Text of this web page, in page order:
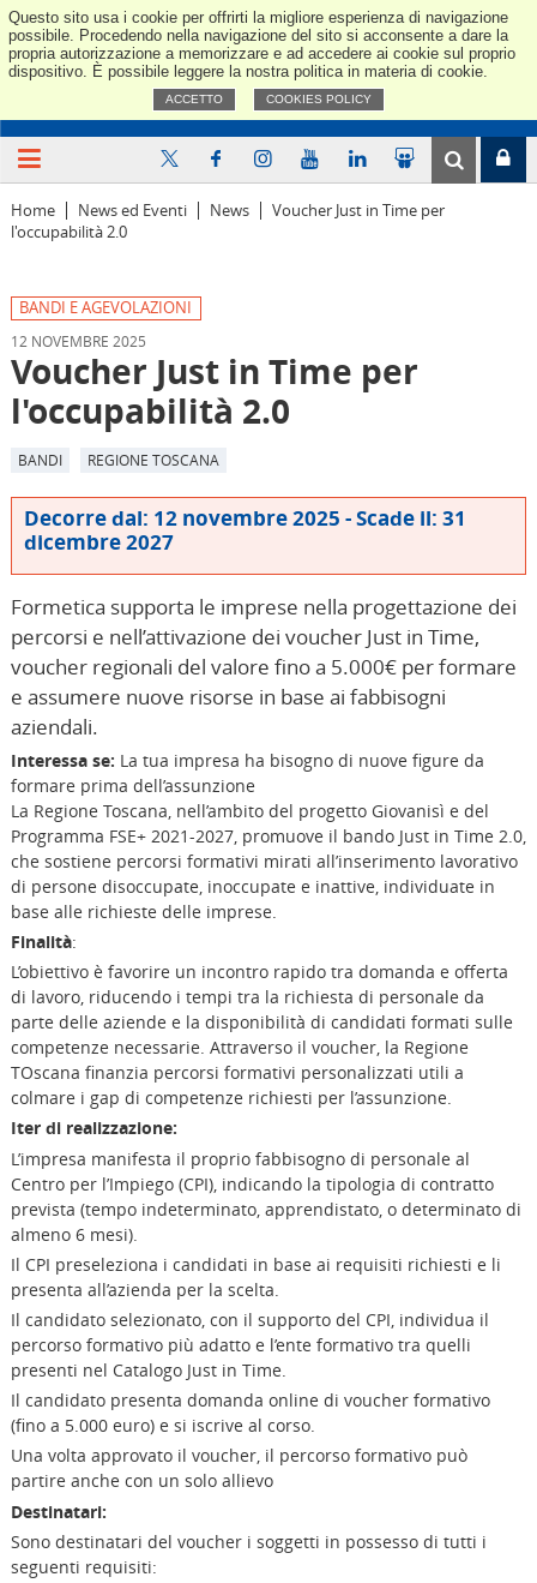
Questo sito usa i cookie per offrirti la migliore esperienza di navigazione
possibile. Procedendo nella navigazione del sito si acconsente a dare la
propria autorizzazione a memorizzare e ad accedere ai cookie sul proprio
dispositivo. È possibile leggere la nostra politica in materia di cookie.
ACCETTO COOKIES POLICY
Home News ed Eventi News
Voucher Just in Time per
l'occupabilità 2.0
BANDI E AGEVOLAZIONI
12 NOVEMBRE 2025
Voucher Just in Time per
l'occupabilità 2.0
BANDI REGIONE TOSCANA
Decorre dal: 12 novembre 2025 - Scade il: 31
dicembre 2027
Formetica supporta le imprese nella progettazione dei
percorsi e nell’attivazione dei voucher Just in Time,
voucher regionali del valore fino a 5.000€ per formare
e assumere nuove risorse in base ai fabbisogni
aziendali.
Interessa se: La tua impresa ha bisogno di nuove figure da
formare prima dell’assunzione
La Regione Toscana, nell’ambito del progetto Giovanisì e del
Programma FSE+ 2021-2027, promuove il bando Just in Time 2.0,
che sostiene percorsi formativi mirati all’inserimento lavorativo
di persone disoccupate, inoccupate e inattive, individuate in
base alle richieste delle imprese.
Finalità:
L’obiettivo è favorire un incontro rapido tra domanda e offerta
di lavoro, riducendo i tempi tra la richiesta di personale da
parte delle aziende e la disponibilità di candidati formati sulle
competenze necessarie. Attraverso il voucher, la Regione
TOscana finanzia percorsi formativi personalizzati utili a
colmare i gap di competenze richiesti per l’assunzione.
Iter di realizzazione:
L’impresa manifesta il proprio fabbisogno di personale al
Centro per l’Impiego (CPI), indicando la tipologia di contratto
prevista (tempo indeterminato, apprendistato, o determinato di
almeno 6 mesi).
Il CPI preseleziona i candidati in base ai requisiti richiesti e li
presenta all’azienda per la scelta.
Il candidato selezionato, con il supporto del CPI, individua il
percorso formativo più adatto e l’ente formativo tra quelli
presenti nel Catalogo Just in Time.
Il candidato presenta domanda online di voucher formativo
(fino a 5.000 euro) e si iscrive al corso.
Una volta approvato il voucher, il percorso formativo può
partire anche con un solo allievo
Destinatari:
Sono destinatari del voucher i soggetti in possesso di tutti i
seguenti requisiti: